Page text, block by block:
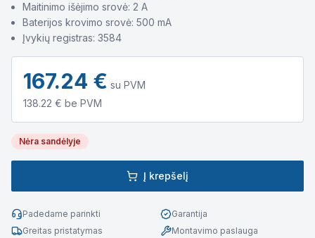
Maitinimo išėjimo srovė: 2 A
Baterijos krovimo srovė: 500 mA
Įvykių registras: 3584
167.24 € su PVM
138.22 € be PVM
Nėra sandėlyje
Į krepšelį
Padedame parinkti
Garantija
Greitas pristatymas
Montavimo paslauga